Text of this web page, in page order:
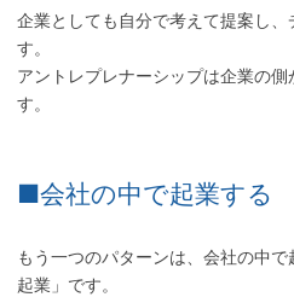
企業としても自分で考えて提案し
す。
アントレプレナーシップは企業の
す。
■会社の中で起業する
もう一つのパターンは、会社の中
起業」です。